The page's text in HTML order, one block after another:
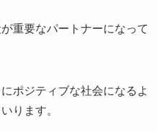
重要なパートナーになって
ポジティブな社会になるよ
ります。